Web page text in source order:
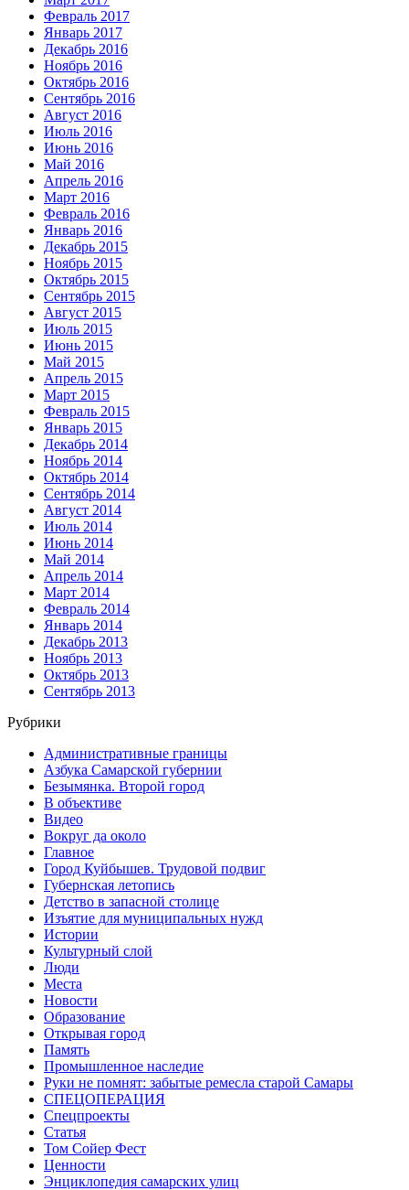
Февраль 2017
Январь 2017
Декабрь 2016
Ноябрь 2016
Октябрь 2016
Сентябрь 2016
Август 2016
Июль 2016
Июнь 2016
Май 2016
Апрель 2016
Март 2016
Февраль 2016
Январь 2016
Декабрь 2015
Ноябрь 2015
Октябрь 2015
Сентябрь 2015
Август 2015
Июль 2015
Июнь 2015
Май 2015
Апрель 2015
Март 2015
Февраль 2015
Январь 2015
Декабрь 2014
Ноябрь 2014
Октябрь 2014
Сентябрь 2014
Август 2014
Июль 2014
Июнь 2014
Май 2014
Апрель 2014
Март 2014
Февраль 2014
Январь 2014
Декабрь 2013
Ноябрь 2013
Октябрь 2013
Сентябрь 2013
Рубрики
Административные границы
Азбука Самарской губернии
Безымянка. Второй город
В объективе
Видео
Вокруг да около
Главное
Город Куйбышев. Трудовой подвиг
Губернская летопись
Детство в запасной столице
Изъятие для муниципальных нужд
Истории
Культурный слой
Люди
Места
Новости
Образование
Открывая город
Память
Промышленное наследие
Руки не помнят: забытые ремесла старой Самары
СПЕЦОПЕРАЦИЯ
Спецпроекты
Статья
Том Сойер Фест
Ценности
Энциклопедия самарских улиц